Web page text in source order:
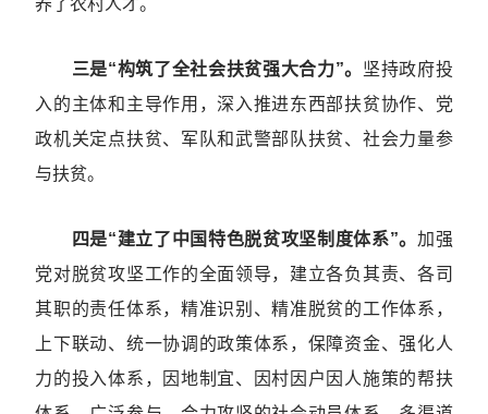
三是“构筑了全社会扶贫强大合力”。 坚持政府投
入的主体和主导作用，深入推进东西部扶贫协作、党
政机关定点扶贫、军队和武警部队扶贫、社会力量参
与扶贫。
四是“建立了中国特色脱贫攻坚制度体系”。 加强
党对脱贫攻坚工作的全面领导，建立各负其责、各司
其职的责任体系，精准识别、精准脱贫的工作体系，
上下联动、统一协调的政策体系，保障资金、强化人
力的投入体系，因地制宜、因村因户因人施策的帮扶